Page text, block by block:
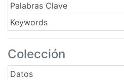
Palabras Clave
Keywords
Colección
Datos